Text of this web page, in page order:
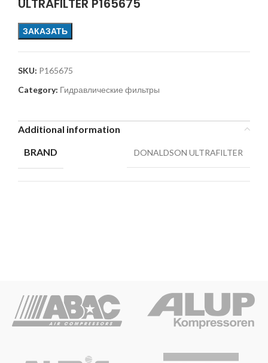
ULTRAFILTER P165675
ЗАКАЗАТЬ
SKU: P165675
Category: Гидравлические фильтры
Additional information
BRAND
DONALDSON ULTRAFILTER